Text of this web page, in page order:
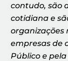
contudo, são
cotidiana e
organizações
empresas de
Público e